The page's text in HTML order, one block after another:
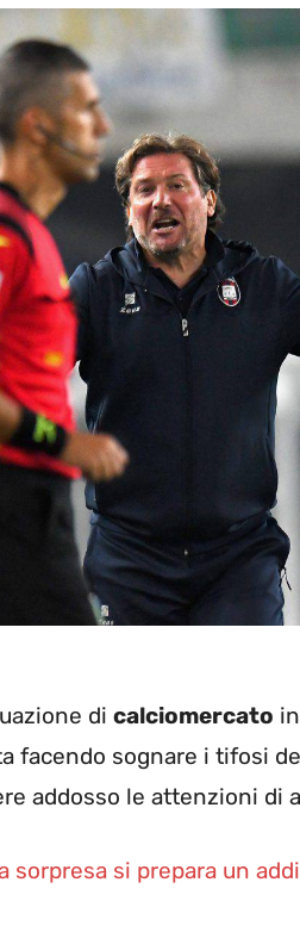
di calciomercato
facendo sognare i tifosi
addosso le attenzioni di
sorpresa si prepara un